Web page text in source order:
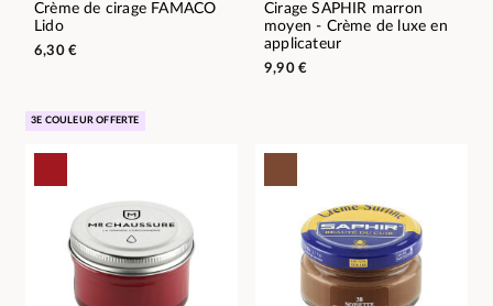
Crème de cirage FAMACO
Lido
6,30 €
Cirage SAPHIR marron
moyen - Crème de luxe en
applicateur
9,90 €
3E COULEUR OFFERTE